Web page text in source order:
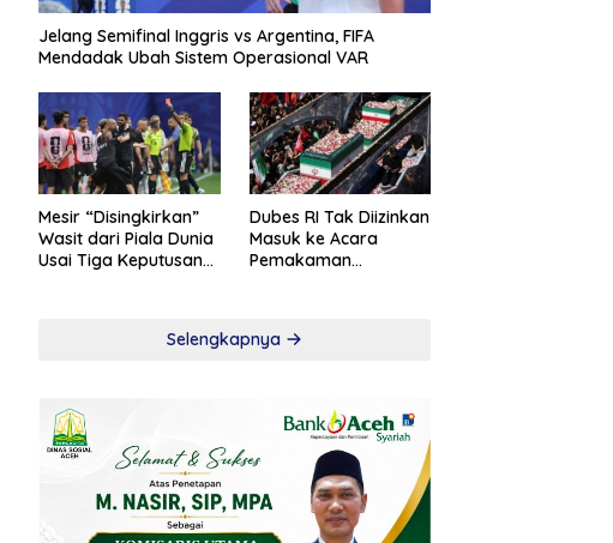
Jelang Semifinal Inggris vs Argentina, FIFA
Mendadak Ubah Sistem Operasional VAR
Mesir “Disingkirkan”
Wasit dari Piala Dunia
Usai Tiga Keputusan
Dubes RI Tak Diizinkan
Masuk ke Acara
Pemakaman
Selengkapnya